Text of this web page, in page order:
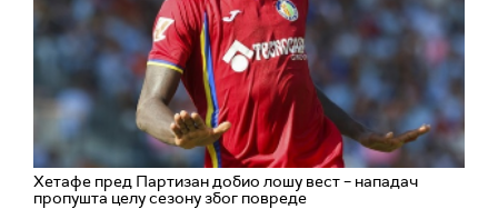
Хетафе пред Партизан добио лошу вест – нападач
пропушта целу сезону због повреде